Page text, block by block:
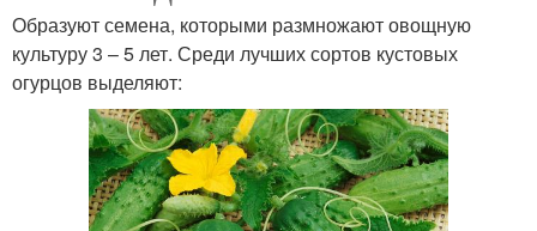
Образуют семена, которыми размножают овощную
культуру 3 – 5 лет. Среди лучших сортов кустовых
огурцов выделяют: